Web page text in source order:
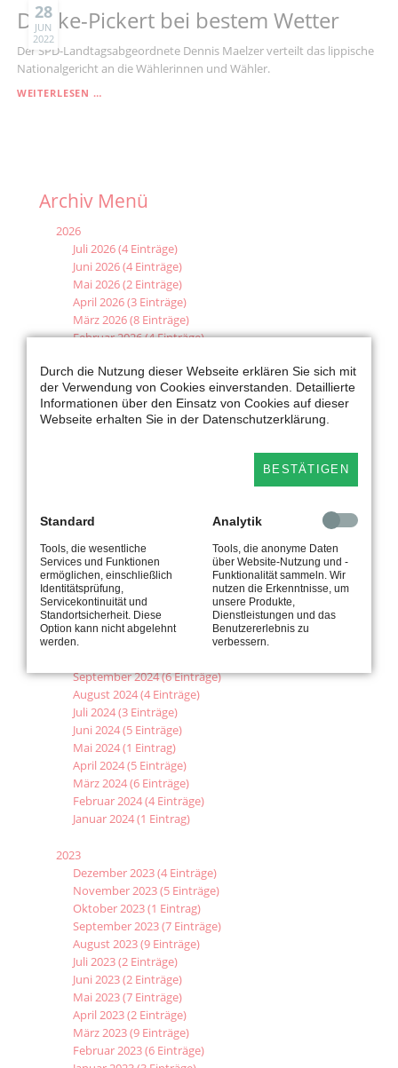
GRÜNEN
KEINE
ROLLE
28
JUN
2022
Danke-Pickert bei bestem Wetter
Der SPD-Landtagsabgeordnete Dennis Maelzer verteilt das lippische
Nationalgericht an die Wählerinnen und Wähler.
WEITERLESEN …
Archiv Menü
2026
Juli 2026 (4 Einträge)
Juni 2026 (4 Einträge)
Mai 2026 (2 Einträge)
April 2026 (3 Einträge)
März 2026 (8 Einträge)
Februar 2026 (4 Einträge)
2025
Dezember 2025 (6 Einträge)
November 2025 (7 Einträge)
Juni 2025 (6 Einträge)
April 2025 (2 Einträge)
März 2025 (3 Einträge)
Februar 2025 (1 Eintrag)
2024
November 2024 (4 Einträge)
September 2024 (6 Einträge)
August 2024 (4 Einträge)
Juli 2024 (3 Einträge)
Juni 2024 (5 Einträge)
Mai 2024 (1 Eintrag)
April 2024 (5 Einträge)
März 2024 (6 Einträge)
Februar 2024 (4 Einträge)
Januar 2024 (1 Eintrag)
2023
Dezember 2023 (4 Einträge)
November 2023 (5 Einträge)
Oktober 2023 (1 Eintrag)
September 2023 (7 Einträge)
August 2023 (9 Einträge)
Juli 2023 (2 Einträge)
Juni 2023 (2 Einträge)
Mai 2023 (7 Einträge)
April 2023 (2 Einträge)
März 2023 (9 Einträge)
Februar 2023 (6 Einträge)
Durch die Nutzung dieser Webseite erklären Sie sich mit
der Verwendung von Cookies einverstanden. Detaillierte
Informationen über den Einsatz von Cookies auf dieser
Webseite erhalten Sie in der Datenschutzerklärung.
BESTÄTIGEN
Standard
Tools, die wesentliche
Services und Funktionen
ermöglichen, einschließlich
Identitätsprüfung,
Servicekontinuität und
Standortsicherheit. Diese
Option kann nicht abgelehnt
werden.
Analytik
Tools, die anonyme Daten
über Website-Nutzung und -
Funktionalität sammeln. Wir
nutzen die Erkenntnisse, um
unsere Produkte,
Dienstleistungen und das
Benutzererlebnis zu
verbessern.